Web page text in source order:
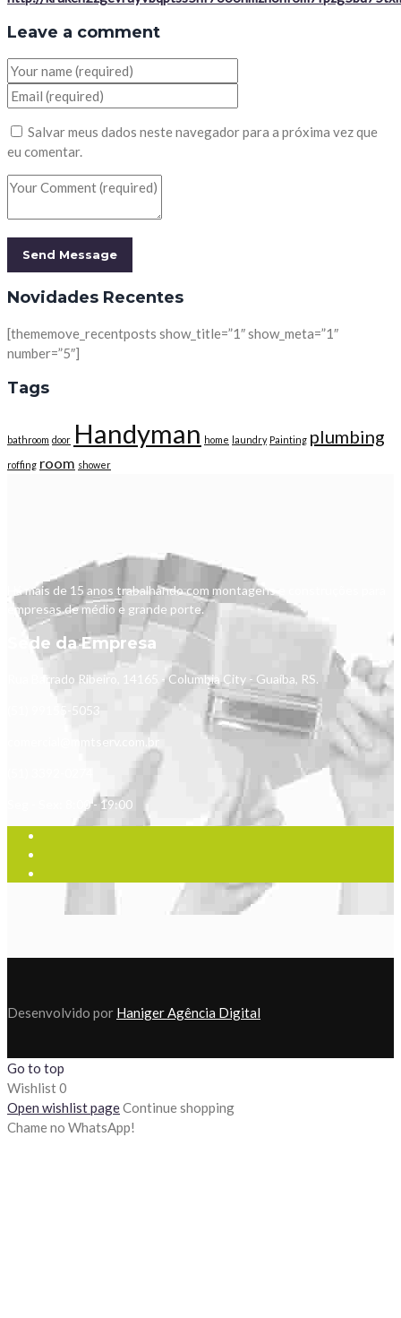
Leave a comment
Salvar meus dados neste navegador para a próxima vez que
eu comentar.
Novidades Recentes
[thememove_recentposts show_title=”1″ show_meta=”1″
number=”5″]
Tags
bathroom door Handyman home laundry Painting plumbing
roffing room shower
Há mais de 15 anos trabalhando com montagens e construções para
empresas de médio e grande porte.
Sede da Empresa
Rua Barrado Ribeiro, 14165 - Columbia City - Guaíba, RS.
(51) 99155-5053
comercial@mmtserv.com.br
Seg - Sex: 8:00 - 19:00
Desenvolvido por Haniger Agência Digital
Go to top
Wishlist0
Open wishlist pageContinue shopping
Chame no WhatsApp!